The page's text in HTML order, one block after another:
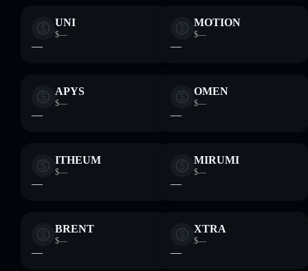
UNI
$—
—
MOTION
$—
—
APYS
$—
—
OMEN
$—
—
ITHEUM
$—
—
MIRUMI
$—
—
BRENT
$—
—
XTRA
$—
—